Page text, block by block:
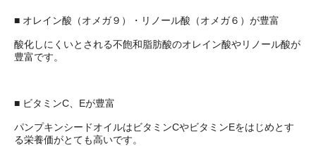
■ オレイン酸（オメガ９）・リノール酸（オメガ６）が豊富
酸化しにくいとされる不飽和脂肪酸のオレイン酸やリノール酸が
豊富です。
■ ビタミンC、Eが豊富
パンプキンシードオイルはビタミンCやビタミンEをはじめとす
る栄養価がとても高いです。